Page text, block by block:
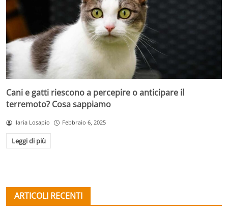
Cani e gatti riescono a percepire o anticipare il
terremoto? Cosa sappiamo
Ilaria Losapio Febbraio 6, 2025
Leggi di più
ARTICOLI RECENTI